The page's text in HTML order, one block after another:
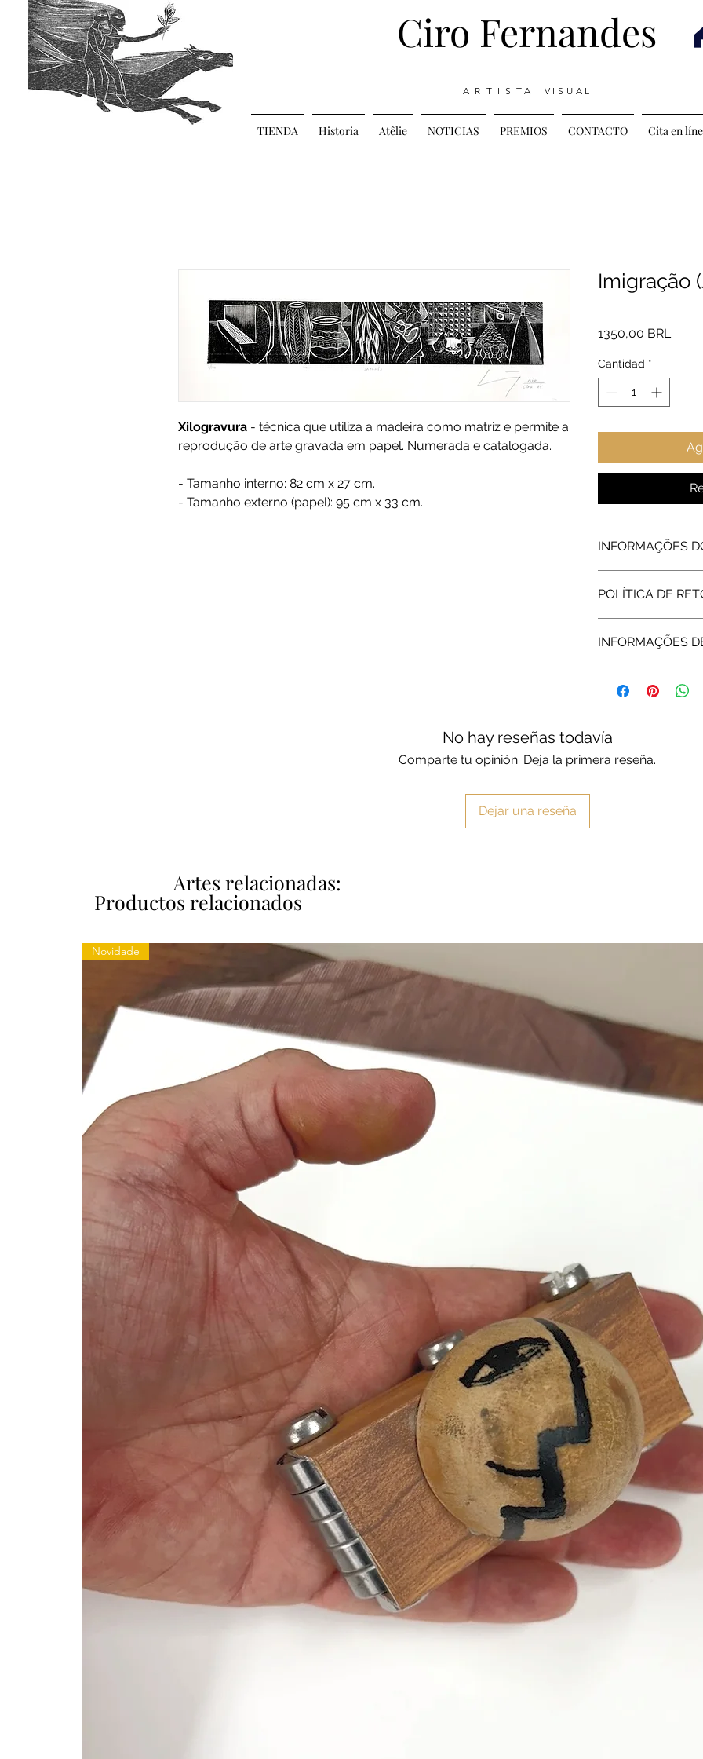
TIENDA Historia Atêlie NOTICIAS PREMIOS CONTACTO Cita en
A R T I S T A V I S U A L
Ciro Fernandes
Xilogravura - técnica que utiliza a madeira como matriz e permite a
reprodução de arte gravada em papel. Numerada e catalogada.
- Tamanho interno: 82 cm x 27 cm.
- Tamanho externo (papel): 95 cm x 33 cm.
Imigração
1350,00 BRL
Cantidad *
INFORMAÇÕES
coleção pessoal e
POLÍTICA DE
insatisfação com a
INFORMAÇÕES
protegida, sem
No hay reseñas todavía
Comparte tu opinión. Deja la primera reseña.
Dejar una reseña
Productos relacionados
Novidade
Artes relacionadas: